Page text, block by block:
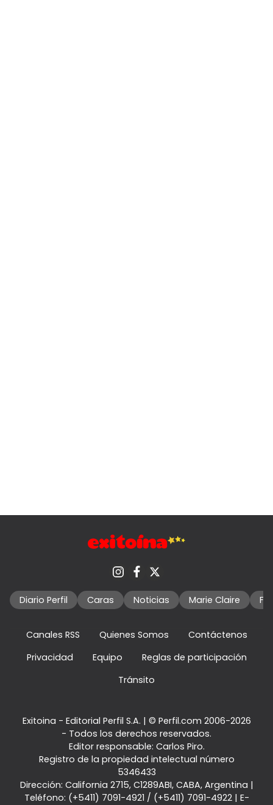
Diario Perfil Caras Noticias Marie Claire
Canales RSS Quienes Somos
Contáctenos
Privacidad
Equipo
Reglas de participación
Tránsito
Exitoina - Editorial Perfil S.A. | © Perfil.com 2006-2026
- Todos los derechos reservados.
Editor responsable: Carlos Piro.
Registro de la propiedad intelectual número
5346433
Dirección: California 2715, C1289ABI, CABA, Argentina |
Teléfono: (+5411) 7091-4921 / (+5411) 7091-4922| E-